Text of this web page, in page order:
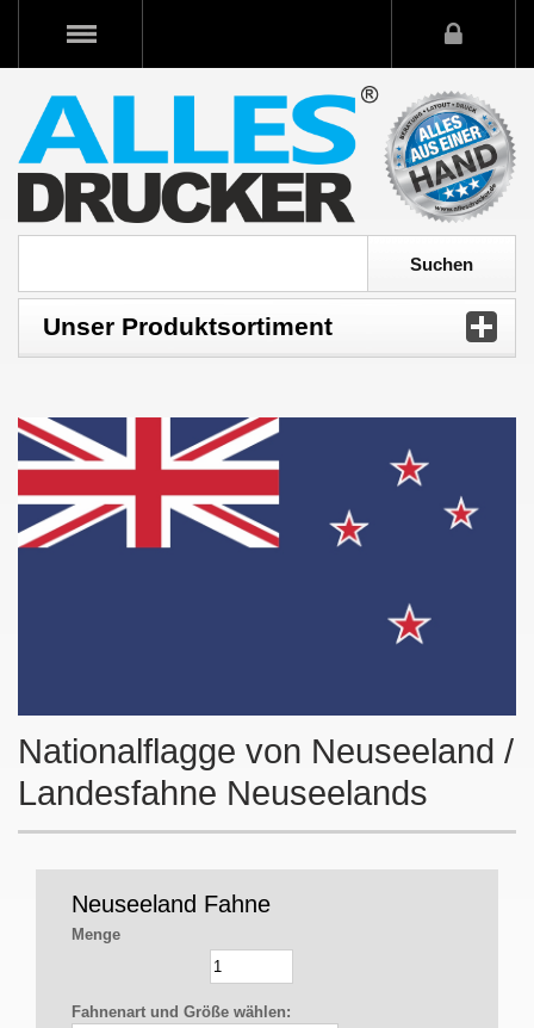
Unser Produktsortiment
Nationalflagge von Neuseeland /
Landesfahne Neuseelands
Neuseeland Fahne
Menge
Fahnenart und Größe wählen: